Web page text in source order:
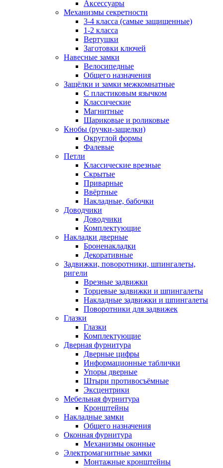
Аксессуары
Механизмы секретности
3-4 класса (самые защищенные)
1-2 класса
Вертушки
Заготовки ключей
Навесные замки
Велосипедные
Общего назначения
Защёлки и замки межкомнатные
С пластиковым язычком
Классические
Магнитные
Шариковые и роликовые
Кнобы (ручки-защелки)
Округлой формы
Фалевые
Петли
Классические врезные
Скрытые
Приварные
Ввёртные
Накладные, бабочки
Доводчики
Доводчики
Комплектующие
Накладки дверные
Броненакладки
Декоративные
Задвижки, поворотники, шпингалеты,
ригели
Врезные задвижки
Торцевые задвижки и шпингалеты
Накладные задвижки и шпингалеты
Поворотники для задвижек
Глазки
Глазки
Комплектующие
Дверная фурнитура
Дверные цифры
Информационные таблички
Упоры дверные
Штыри противосъёмные
Эксцентрики
Мебельная фурнитура
Кронштейны
Накладные замки
Общего назначения
Оконная фурнитура
Механизмы оконные
Электромагнитные замки
Монтажные кронштейны